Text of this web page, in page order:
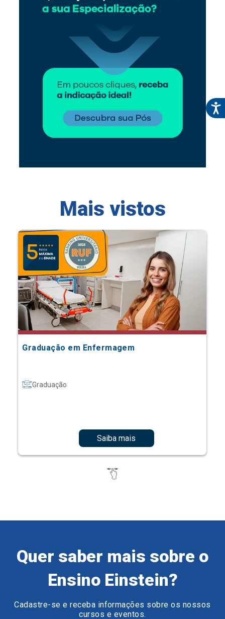
Mais vistos
Graduação em Enfermagem
Graduação
Saiba mais
Quer saber mais sobre o
Ensino Einstein?
Cadastre-se e receba informações sobre os nossos
cursos e eventos.